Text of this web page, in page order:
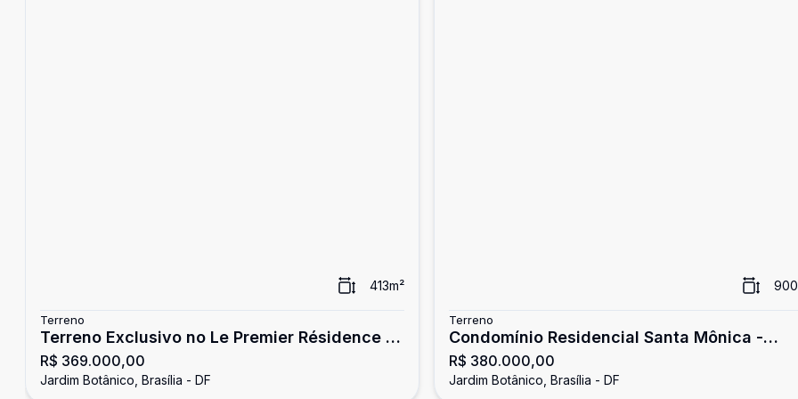
413m²
Terreno
Terreno Exclusivo no Le Premier Résidence |
413 m² | Projeto Aprovado e Alvará de
Construção
R$ 369.000,00
Jardim Botânico, Brasília - DF
900
Terreno
Condomínio Residencial Santa Mônica -
Terreno à venda, 900 m² - Jardim Botânico
R$ 380.000,00
Jardim Botânico, Brasília - DF